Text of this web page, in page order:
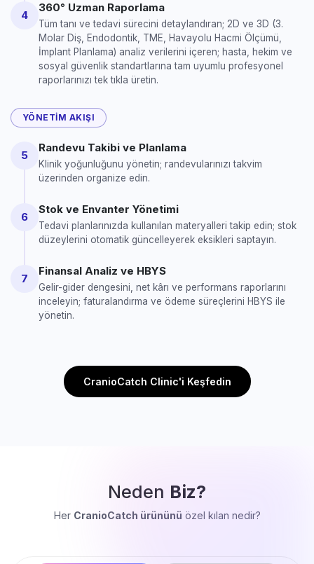
4
360° Uzman Raporlama
Tüm tanı ve tedavi sürecini detaylandıran; 2D ve 3D (3.
Molar Diş, Endodontik, TME, Havayolu Hacmi Ölçümü,
İmplant Planlama) analiz verilerini içeren; hasta, hekim ve
sosyal güvenlik standartlarına tam uyumlu profesyonel
raporlarınızı tek tıkla üretin.
YÖNETIM AKIŞI
5
Randevu Takibi ve Planlama
Klinik yoğunluğunu yönetin; randevularınızı takvim
üzerinden organize edin.
6
Stok ve Envanter Yönetimi
Tedavi planlarınızda kullanılan materyalleri takip edin; stok
düzeylerini otomatik güncelleyerek eksikleri saptayın.
7
Finansal Analiz ve HBYS
Gelir-gider dengesini, net kârı ve performans raporlarını
inceleyin; faturalandırma ve ödeme süreçlerini HBYS ile
yönetin.
CranioCatch Clinic'i Keşfedin
Neden Biz?
Her CranioCatch ürününü özel kılan nedir?